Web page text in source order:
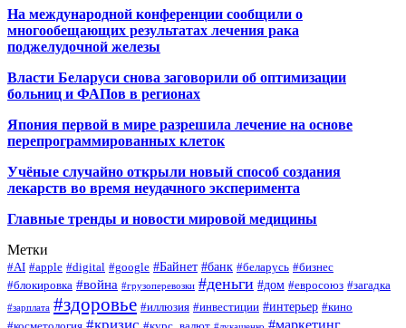
На международной конференции сообщили о
многообещающих результатах лечения рака
поджелудочной железы
Власти Беларуси снова заговорили об оптимизации
больниц и ФАПов в регионах
Япония первой в мире разрешила лечение на основе
перепрограммированных клеток
Учёные случайно открыли новый способ создания
лекарств во время неудачного эксперимента
Главные тренды и новости мировой медицины
Метки
#AI #apple #digital #google #Байнет #банк #беларусь #бизнес
#блокировка #война #грузоперевозки #деньги #дом #евросоюз #загадка
#зарплата #здоровье #иллюзия #инвестиции #интерьер #кино